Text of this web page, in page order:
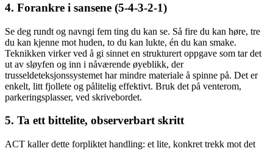
4. Forankre i sansene (5-4-3-2-1)
Se deg rundt og navngi fem ting du kan se. Så fire du kan høre, tre
du kan kjenne mot huden, to du kan lukte, én du kan smake.
Teknikken virker ved å gi sinnet en strukturert oppgave som tar det
ut av sløyfen og inn i nåværende øyeblikk, der
trusseldeteksjonssystemet har mindre materiale å spinne på. Det er
enkelt, litt fjollete og pålitelig effektivt. Bruk det på venterom,
parkeringsplasser, ved skrivebordet.
5. Ta ett bittelite, observerbart skritt
ACT kaller dette forpliktet handling: et lite, konkret trekk mot det